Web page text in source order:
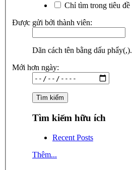
Chỉ tìm trong tiêu đề
Được gửi bởi thành viên:
Dãn cách tên bằng dấu phẩy(,).
Mới hơn ngày:
Tìm kiếm hữu ích
Recent Posts
Thêm...